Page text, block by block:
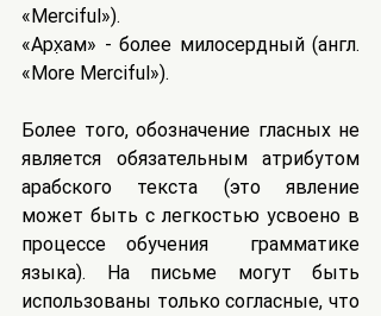
«Merciful»).
«Арх̣ам» - более милосердный (англ.
«More Merciful»).
Более того, обозначение гласных не
является обязательным атрибутом
арабского текста (это явление
может быть с легкостью усвоено в
процессе обучения  грамматике
языка). На письме могут быть
использованы только согласные, что